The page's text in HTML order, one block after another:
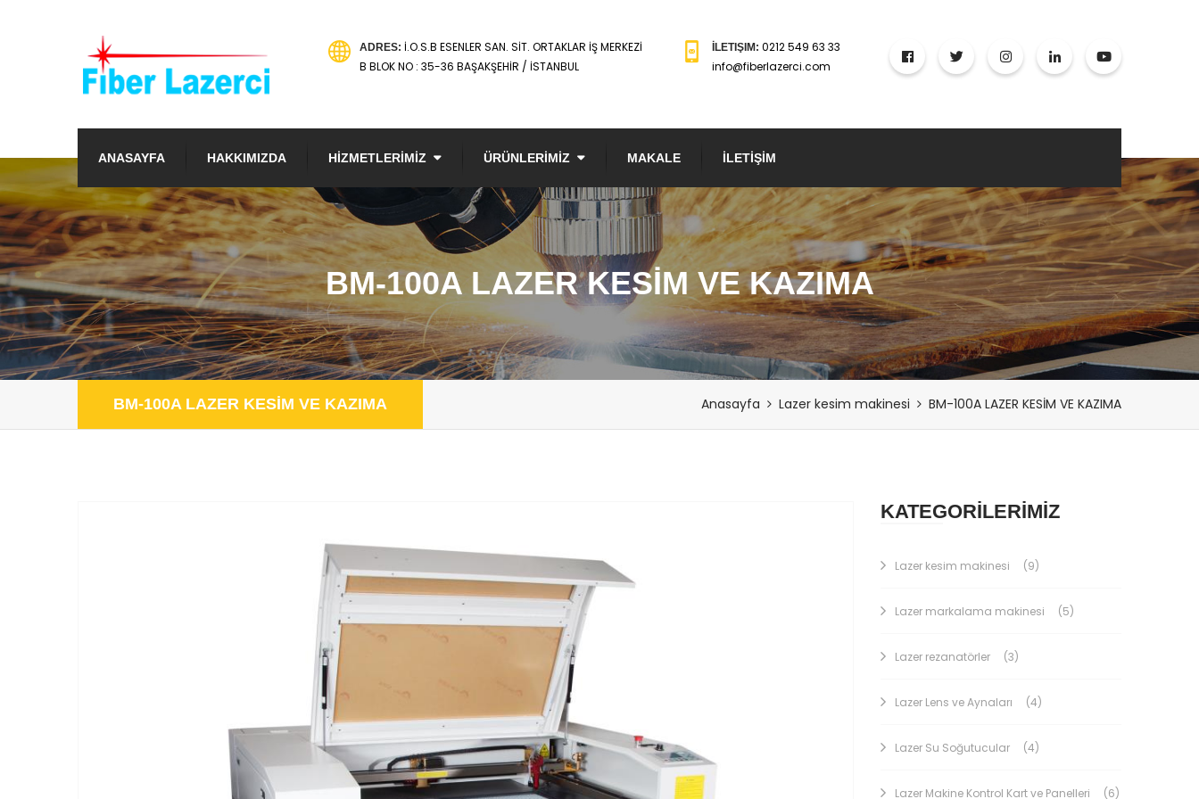
ADRES: İ.O.S.B ESENLER SAN. SİT. ORTAKLAR İŞ MERKEZİ
B BLOK NO : 35-36 BAŞAKŞEHİR / İSTANBUL
İLETIŞIM: 0212 549 63 33
info@fiberlazerci.com
ANASAYFA HAKKIMIZDA HİZMETLERİMİZ ÜRÜNLERİMİZ MAKALE İLETİŞİM
BM-100A LAZER KESİM VE KAZIMA
BM-100A LAZER KESİM VE KAZIMA Anasayfa Lazer kesim makinesi BM-100A LAZER KESİM VE KAZIMA
KATEGORİLERİMİZ
Lazer kesim makinesi (9)
Lazer markalama makinesi (5)
Lazer rezanatörler (3)
Lazer Lens ve Aynaları (4)
Lazer Su Soğutucular (4)
Lazer Makine Kontrol Kart ve Panelleri (6)